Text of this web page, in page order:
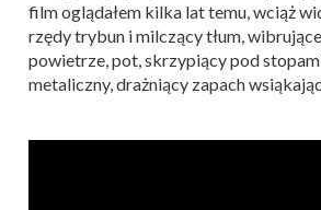
film oglądałem kilka lat temu, wciąż
rzędy trybun i milczący tłum,
powietrze, pot, skrzypiący pod
metaliczny, drażniący zapach